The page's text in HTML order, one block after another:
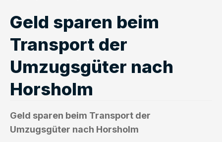
Geld sparen beim
Transport der
Umzugsgüter nach
Horsholm
Geld sparen beim Transport der
Umzugsgüter nach Horsholm